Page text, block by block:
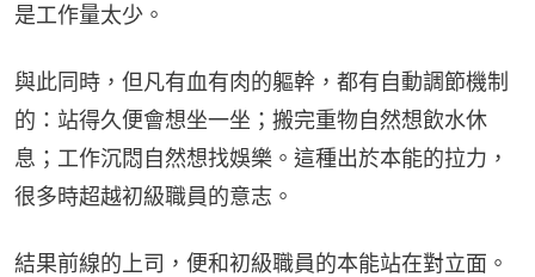
是工作量太少。
與此同時，但凡有血有肉的軀幹，都有自動調節機制
的：站得久便會想坐一坐；搬完重物自然想飲水休
息；工作沉悶自然想找娛樂。這種出於本能的拉力，
很多時超越初級職員的意志。
結果前線的上司，便和初級職員的本能站在對立面。